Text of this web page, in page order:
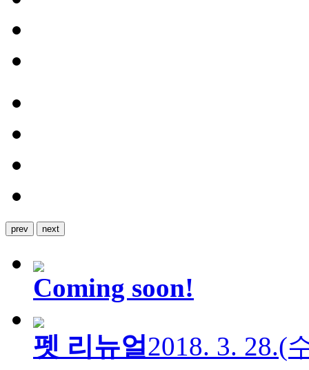
prev next
Coming soon!
펫 리뉴얼2018. 3. 28.(